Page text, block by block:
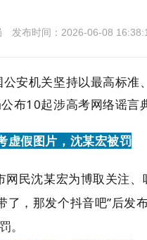
发布时间：2026-06-08
安机关坚持以最高标
布10起涉高考网络谣言
虚假图片，沈某宏被罚
民沈某宏为博取关注
了，那发个抖音吧”后
。